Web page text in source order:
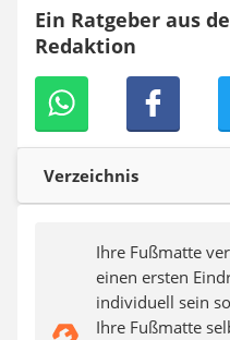
Wildkamera
Wischmopp
Trinkflasche
Thermokanne
Elektrische Pfeffermühle
Waschsauger
Geflügelschere
Beheizbare Handschuhe
Ein Ratgeber aus
Redaktion
Verzeichnis
Ihre Fußmatte
einen ersten
individuell sein
Ihre Fußmatte